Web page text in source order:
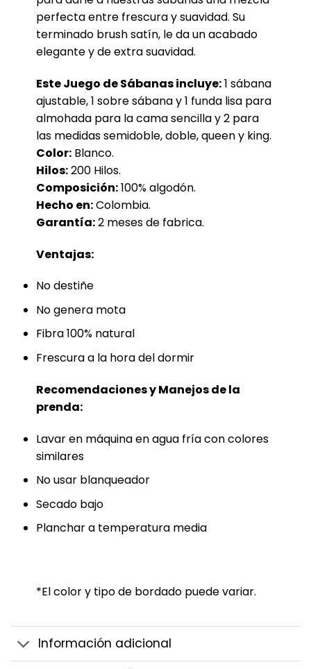
perfecta entre frescura y suavidad. Su
terminado brush satín, le da un acabado
elegante y de extra suavidad.
Este Juego de Sábanas incluye:1 sábana
ajustable, 1 sobre sábana y 1 funda lisa para
almohada para la cama sencilla y 2 para
las medidas semidoble, doble, queen y king.
Color:Blanco.
Hilos:200 Hilos.
Composición:100% algodón.
Hecho en:Colombia.
Garantía:2 meses de fabrica.
Ventajas:
No destiñe
No genera mota
Fibra 100% natural
Frescura a la hora del dormir
Recomendaciones y Manejos de la
prenda:
Lavar en máquina en agua fría con colores
similares
No usar blanqueador
Secado bajo
Planchar a temperatura media
*El color y tipo de bordado puede variar.
Información adicional